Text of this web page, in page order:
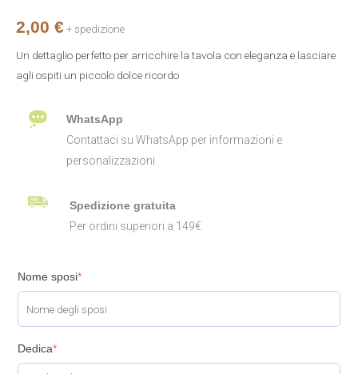
2,00 €+ spedizione
Un dettaglio perfetto per arricchire la tavola con eleganza e lasciare
agli ospiti un piccolo dolce ricordo
WhatsApp
Contattaci su WhatsApp per informazioni e
personalizzazioni
Spedizione gratuita
Per ordini superiori a 149€
Nome sposi*
Dedica*